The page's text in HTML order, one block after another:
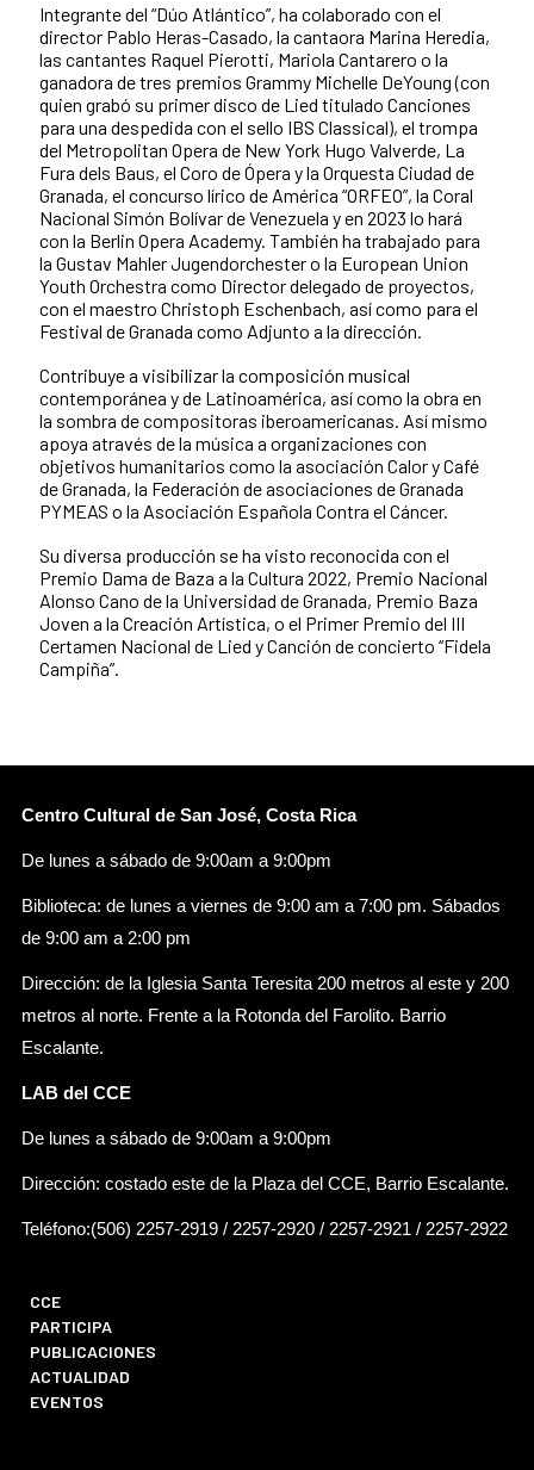
Integrante del “Dúo Atlántico”, ha colaborado con el
director Pablo Heras-Casado, la cantaora Marina Heredia,
las cantantes Raquel Pierotti, Mariola Cantarero o la
ganadora de tres premios Grammy Michelle DeYoung (con
quien grabó su primer disco de Lied titulado Canciones
para una despedida con el sello IBS Classical), el trompa
del Metropolitan Opera de New York Hugo Valverde, La
Fura dels Baus, el Coro de Ópera y la Orquesta Ciudad de
Granada, el concurso lírico de América “ORFEO”, la Coral
Nacional Simón Bolívar de Venezuela y en 2023 lo hará
con la Berlin Opera Academy. También ha trabajado para
la Gustav Mahler Jugendorchester o la European Union
Youth Orchestra como Director delegado de proyectos,
con el maestro Christoph Eschenbach, así como para el
Festival de Granada como Adjunto a la dirección.
Contribuye a visibilizar la composición musical
contemporánea y de Latinoamérica, así como la obra en
la sombra de compositoras iberoamericanas. Así mismo
apoya através de la música a organizaciones con
objetivos humanitarios como la asociación Calor y Café
de Granada, la Federación de asociaciones de Granada
PYMEAS o la Asociación Española Contra el Cáncer.
Su diversa producción se ha visto reconocida con el
Premio Dama de Baza a la Cultura 2022, Premio Nacional
Alonso Cano de la Universidad de Granada, Premio Baza
Joven a la Creación Artística, o el Primer Premio del III
Certamen Nacional de Lied y Canción de concierto “Fidela
Campiña”.
Centro Cultural de San José, Costa Rica
De lunes a sábado de 9:00am a 9:00pm
Biblioteca: de lunes a viernes de 9:00 am a 7:00 pm. Sábados
de 9:00 am a 2:00 pm
Dirección: de la Iglesia Santa Teresita 200 metros al este y 200
metros al norte. Frente a la Rotonda del Farolito. Barrio
Escalante.
LAB del CCE
De lunes a sábado de 9:00am a 9:00pm
Dirección: costado este de la Plaza del CCE, Barrio Escalante.
Teléfono:(506) 2257-2919 / 2257-2920 / 2257-2921 / 2257-2922
CCE
PARTICIPA
PUBLICACIONES
ACTUALIDAD
EVENTOS